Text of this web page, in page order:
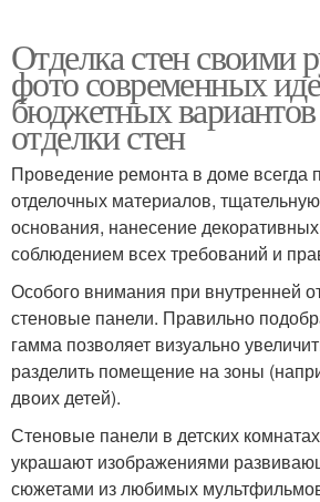
Отделка стен своими
фото современных
бюджетных
отделки стен
Проведение ремонта в доме всегда
отделочных материалов,
основания, нанесение
соблюдением всех требований и
Особого внимания при внутренней
стеновые панели. Правильно
гамма позволяет визуально
разделить помещение на зоны
двоих детей).
Стеновые панели в детских
украшают изображениями
сюжетами из любимых